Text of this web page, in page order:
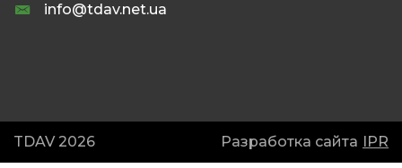
info@tdav.net.ua
TDAV 2026 Разработка сайта IPR